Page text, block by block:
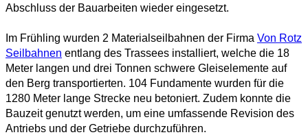
Abschluss der Bauarbeiten wieder eingesetzt.
Im Frühling wurden 2 Materialseilbahnen der Firma Von Rotz
Seilbahnen entlang des Trassees installiert, welche die 18
Meter langen und drei Tonnen schwere Gleiselemente auf
den Berg transportierten. 104 Fundamente wurden für die
1280 Meter lange Strecke neu betoniert. Zudem konnte die
Bauzeit genutzt werden, um eine umfassende Revision des
Antriebs und der Getriebe durchzuführen.